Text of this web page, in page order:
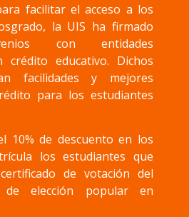
facilitar el acceso a los
la UIS ha firmado
con entidades
crédito educativo. Dichos
facilidades y mejores
para los estudiantes
10% de descuento en los
los estudiantes que
de votación del
de elección popular en